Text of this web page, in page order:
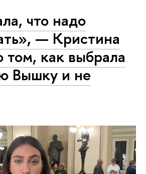
что надо
— Кристина
как выбрала
Вышку и не